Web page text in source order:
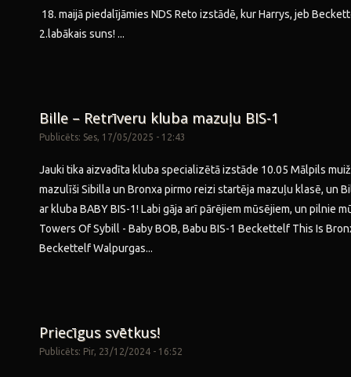
18. maijā piedalījāmies NDS Reto izstādē, kur Harrys, jeb
2.labākais suns! ...
Bille – Retrīveru kluba mazuļu BIS-1
Publicēts: Ses, 17/05/2025 - 12:43
Jauki tika aizvadīta kluba specializētā izstāde 10.05 Mālpils
mazulīši Sibilla un Bronxa pirmo reizi startēja mazuļu klasē, un
ar kluba BABY BIS-1! Labi gāja arī pārējiem mūsējiem, un pilnie
Towers Of Sybill - Baby BOB, Babu BIS-1 Beckettelf This Is
Beckettelf Walpurgas...
Priecīgus svētkus!
Publicēts: Pir, 23/12/2024 - 16:52